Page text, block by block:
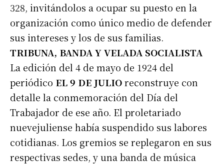
328, invitándolos a ocupar su puesto en la
organización como único medio de defender
sus intereses y los de sus familias.
TRIBUNA, BANDA Y VELADA SOCIALISTA
La edición del 4 de mayo de 1924 del
periódico EL 9 DE JULIOreconstruye con
detalle la conmemoración del Día del
Trabajador de ese año. El proletariado
nuevejuliense había suspendido sus labores
cotidianas. Los gremios se replegaron en sus
respectivas sedes, y una banda de música